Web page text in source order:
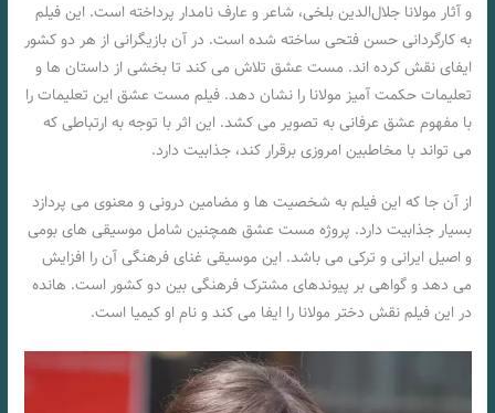
و آثار مولانا جلال‌الدین بلخی، شاعر و عارف نامدار پرداخته است. این فیلم
به کارگردانی حسن فتحی ساخته شده است. در آن بازیگرانی از هر دو کشور
ایفای نقش کرده‌ اند. مست عشق تلاش می‌ کند تا بخشی از داستان‌ ها و
تعلیمات حکمت‌ آمیز مولانا را نشان دهد. فیلم مست عشق این تعلیمات را
با مفهوم عشق عرفانی به تصویر می کشد. این اثر با توجه به ارتباطی که
می‌ تواند با مخاطبین امروزی برقرار کند، جذابیت دارد.
از آن جا که این فیلم به شخصیت‌ ها و مضامین درونی و معنوی می‌ پردازد
بسیار جذابیت دارد. پروژه مست عشق همچنین شامل موسیقی‌ های بومی
و اصیل ایرانی و ترکی می‌ باشد. این موسیقی غنای فرهنگی آن را افزایش
می‌ دهد و گواهی بر پیوندهای مشترک فرهنگی بین دو کشور است. هانده
در این فیلم نقش دختر مولانا را ایفا می کند و نام او کیمیا است.